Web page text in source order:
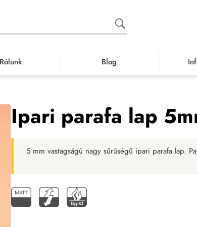
Rólunk Blog
Parafa burkolat
Ipari parafa lap
5 mm vastagságú nagy sűrűségű ipari parafa lap.